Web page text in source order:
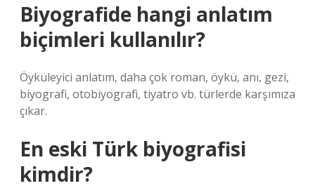
Biyografide hangi anlatım
biçimleri kullanılır?
Öyküleyici anlatım, daha çok roman, öykü, anı, gezi,
biyografi, otobiyografi, tiyatro vb. türlerde karşımıza
çıkar.
En eski Türk biyografisi
kimdir?